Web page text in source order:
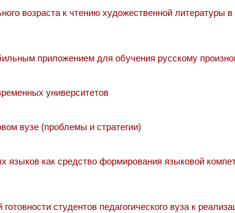
возраста к чтению художественной литературы в
приложением для обучения русскому
университетов
вузе (проблемы и стратегии)
языков как средство формирования языковой
студентов педагогического вуза к